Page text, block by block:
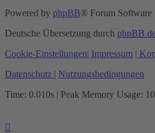
Powered by phpBB® Forum
Deutsche Übersetzung durch
Cookie-Einstellungen| Impressum |
Datenschutz | Nutzungsbedingungen
Time: 0.010s | Peak Memory Usage: